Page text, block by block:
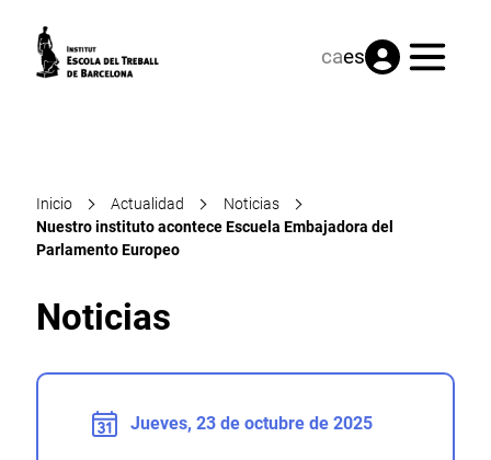
caes Menú
Inicio Actualidad
Noticias
Nuestro instituto acontece Escuela Embajadora del
Parlamento Europeo
Noticias
Jueves, 23 de octubre de 2025